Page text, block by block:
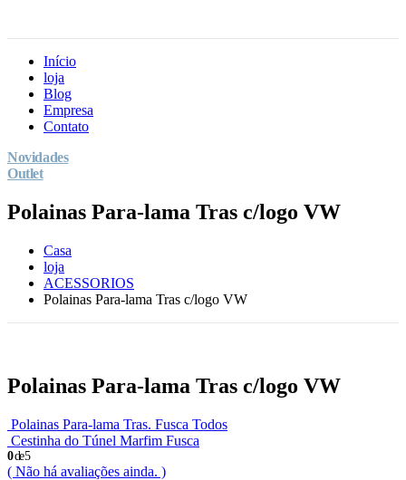
Início
loja
Blog
Empresa
Contato
Novidades
Outlet
Polainas Para-lama Tras c/logo VW
Casa
loja
ACESSORIOS
Polainas Para-lama Tras c/logo VW
Polainas Para-lama Tras c/logo VW
Polainas Para-lama Tras. Fusca Todos
Cestinha do Túnel Marfim Fusca
0de 5
( Não há avaliações ainda. )